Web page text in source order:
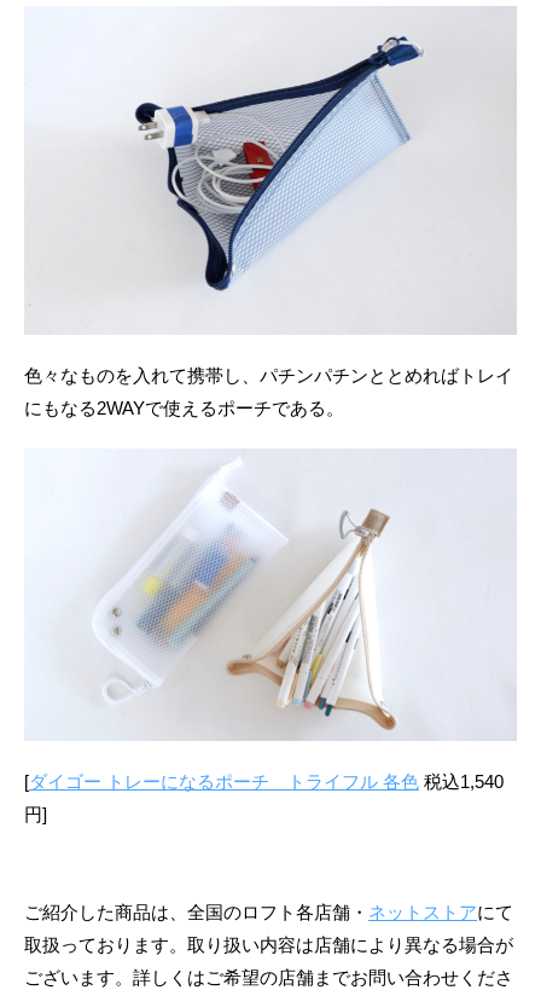
色々なものを入れて携帯し、パチンパチンととめればトレイ
にもなる2WAYで使えるポーチである。
[ダイゴー トレーになるポーチ トライフル 各色 税込1,540
円]
ご紹介した商品は、全国のロフト各店舗・ ネットストアにて
取扱っております。取り扱い内容は店舗により異なる場合が
ございます。詳しくはご希望の店舗までお問い合わせくださ